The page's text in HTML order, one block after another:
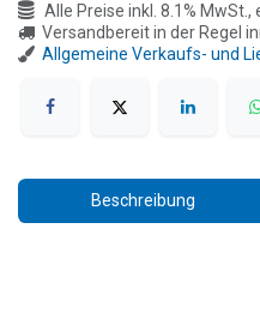
Alle Preise inkl. 8.1% MwSt.,
Versandbereit in der Regel
Allgemeine Verkaufs- und
Beschreibung